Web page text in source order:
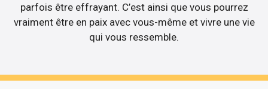
parfois être effrayant. C’est ainsi que vous pourrez
vraiment être en paix avec vous-même et vivre une vie
qui vous ressemble.